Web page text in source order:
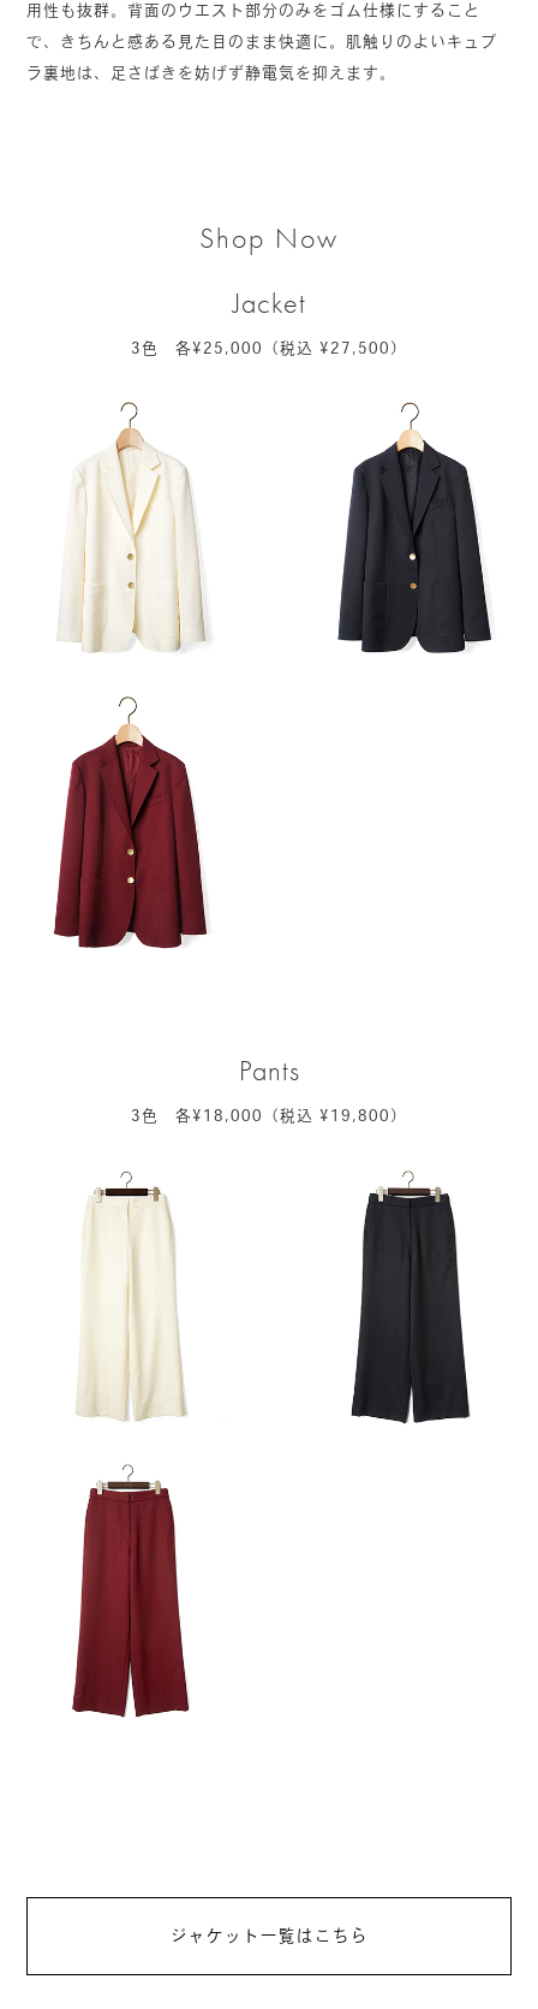
用性も抜群。背面のウエスト部分のみをゴム仕様にすること
で、きちんと感ある見た目のまま快適に。肌触りのよいキュプ
ラ裏地は、足さばきを妨げず静電気を抑えます。
Shop Now
Jacket
3色 各¥25,000（税込 ¥27,500）
Pants
3色 各¥18,000（税込 ¥19,800）
ジャケット一覧はこちら